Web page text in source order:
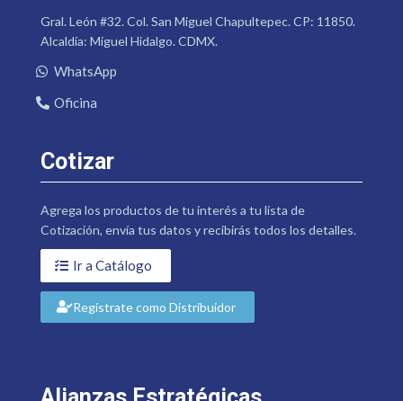
Gral. León #32. Col. San Miguel Chapultepec. CP: 11850.
Alcaldía: Miguel Hidalgo. CDMX.
WhatsApp
Oficina
Cotizar
Agrega los productos de tu interés a tu lista de
Cotización, envía tus datos y recibirás todos los detalles.
Ir a Catálogo
Regístrate como Distribuidor